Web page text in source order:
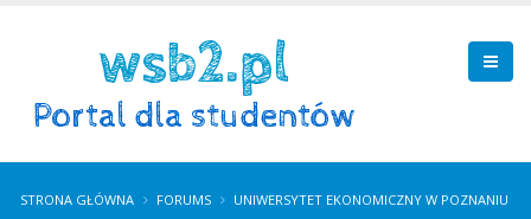
STRONA GŁÓWNA FORUMS
UNIWERSYTET EKONOMICZNY W POZNANIU